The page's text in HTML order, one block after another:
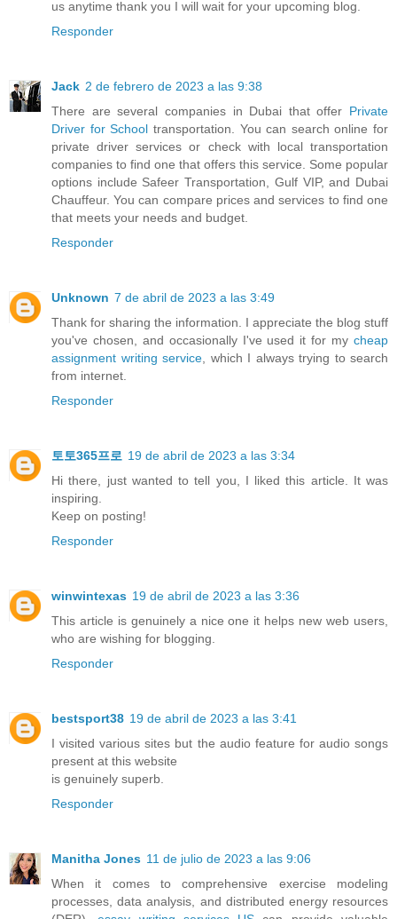
us anytime thank you I will wait for your upcoming blog.
Responder
Jack 2 de febrero de 2023 a las 9:38
There are several companies in Dubai that offer Private
Driver for School transportation. You can search online for
private driver services or check with local transportation
companies to find one that offers this service. Some popular
options include Safeer Transportation, Gulf VIP, and Dubai
Chauffeur. You can compare prices and services to find one
that meets your needs and budget.
Responder
Unknown 7 de abril de 2023 a las 3:49
Thank for sharing the information. I appreciate the blog stuff
you've chosen, and occasionally I've used it for my cheap
assignment writing service , which I always trying to search
from internet.
Responder
토토365프로 19 de abril de 2023 a las 3:34
Hi there, just wanted to tell you, I liked this article. It was
inspiring.
Keep on posting!
Responder
winwintexas 19 de abril de 2023 a las 3:36
This article is genuinely a nice one it helps new web users,
who are wishing for blogging.
Responder
bestsport38 19 de abril de 2023 a las 3:41
I visited various sites but the audio feature for audio songs
present at this website
is genuinely superb.
Responder
Manitha Jones 11 de julio de 2023 a las 9:06
When it comes to comprehensive exercise modeling
processes, data analysis, and distributed energy resources